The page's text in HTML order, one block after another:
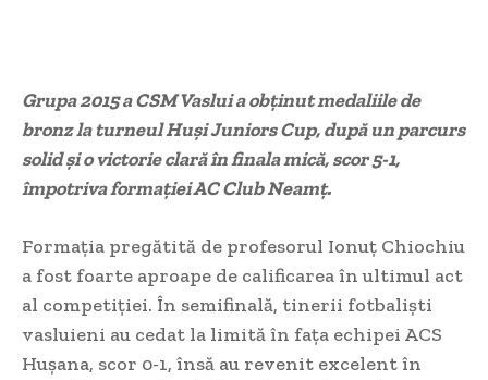
Grupa 2015 a CSM Vaslui a obținut medaliile de
bronz la turneul Huși Juniors Cup, după un parcurs
solid și o victorie clară în finala mică, scor 5-1,
împotriva formației AC Club Neamț.
Formația pregătită de profesorul Ionuț Chiochiu
a fost foarte aproape de calificarea în ultimul act
al competiției. În semifinală, tinerii fotbaliști
vasluieni au cedat la limită în fața echipei ACS
Hușana, scor 0-1, însă au revenit excelent în